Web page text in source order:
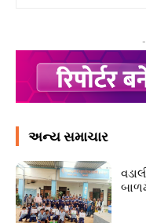
અન્ય સમાચાર